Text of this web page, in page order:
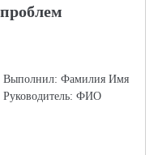
Выполнил: Фамилия Имя
Руководитель: ФИО